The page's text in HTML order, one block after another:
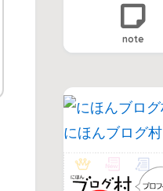
note
にほんブログ村